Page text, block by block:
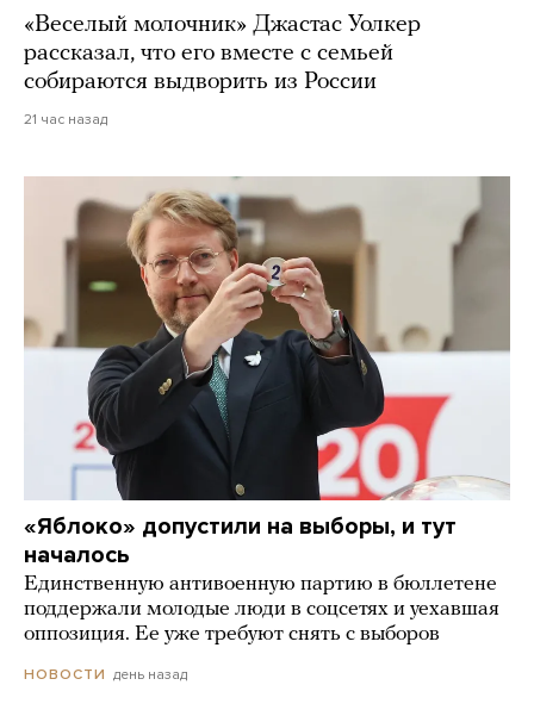
«Веселый молочник» Джастас Уолкер
рассказал, что его вместе с семьей
собираются выдворить из России
21 час назад
«Яблоко» допустили на выборы, и тут
началось
Единственную антивоенную партию в бюллетене
поддержали молодые люди в соцсетях и уехавшая
оппозиция. Ее уже требуют снять с выборов
НОВОСТИ день назад